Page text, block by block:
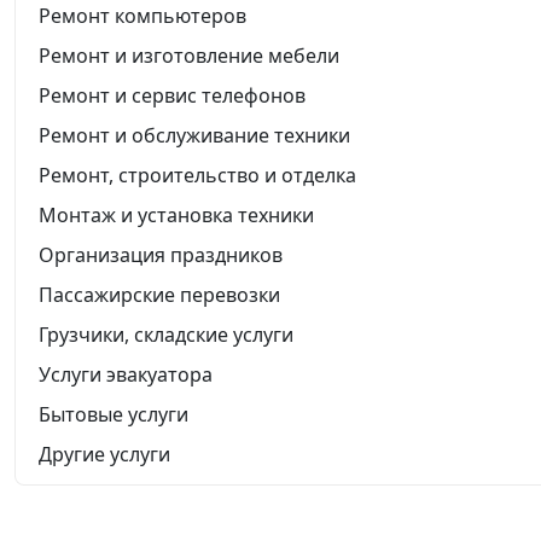
Ремонт компьютеров
Ремонт и изготовление мебели
Ремонт и сервис телефонов
Ремонт и обслуживание техники
Ремонт, строительство и отделка
Монтаж и установка техники
Организация праздников
Пассажирские перевозки
Грузчики, складские услуги
Услуги эвакуатора
Бытовые услуги
Другие услуги